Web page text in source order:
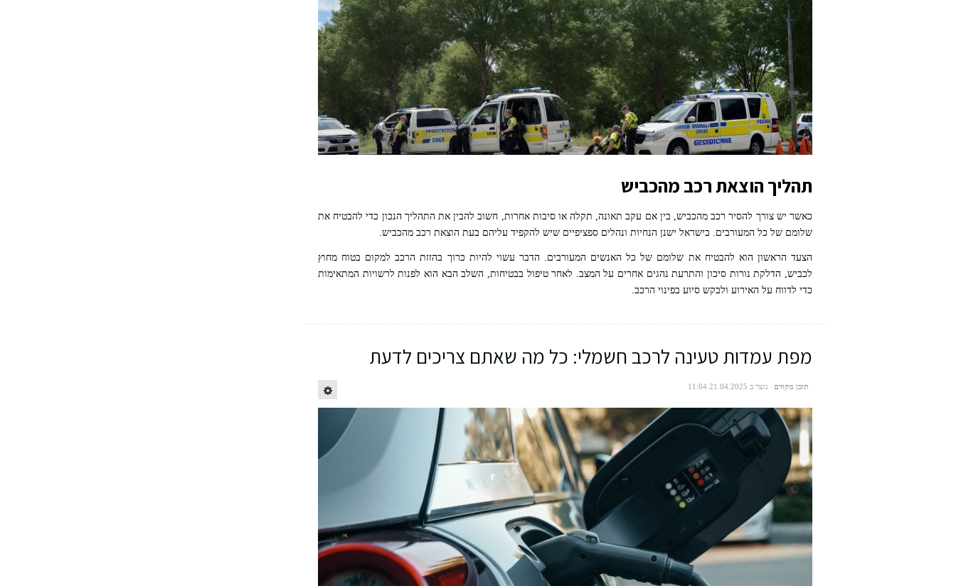
freepik
קרדיט התמונה: תמונה זו נוצרה על ידי NOVITA בינה מלאכותית
תהליך הוצאת רכב מהכביש
כאשר יש צורך להסיר רכב מהכביש, בין אם עקב תאונה, תקלה או סיבות אחרות, חשוב להבין את התהליך הנכון כדי להבטיח את
שלומם של כל המעורבים. בישראל ישנן הנחיות ונהלים ספציפיים שיש להקפיד עליהם בעת הוצאת רכב מהכביש.
הצעד הראשון הוא להבטיח את שלומם של כל האנשים המעורבים. הדבר עשוי להיות כרוך בהזזת הרכב למקום בטוח מחוץ
לכביש, הדלקת נורות סיכון והתרעת נהגים אחרים על המצב. לאחר טיפול בבטיחות, השלב הבא הוא לפנות לרשויות המתאימות
כדי לדווח על האירוע ולבקש סיוע בפינוי הרכב.
מפת עמדות טעינה לרכב חשמלי: כל מה שאתם צריכים לדעת
תוכן מקודם נוצר ב 21.04.2025 11:04